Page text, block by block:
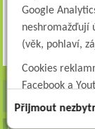
Google
neshromažďují
(věk, pohlaví,
Cookies
Facebook a
slouží k
Přijmout